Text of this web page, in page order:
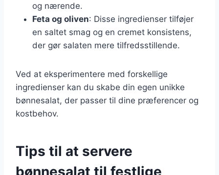
og nærende.
Feta og oliven: Disse ingredienser tilføjer
en saltet smag og en cremet konsistens,
der gør salaten mere tilfredsstillende.
Ved at eksperimentere med forskellige
ingredienser kan du skabe din egen unikke
bønnesalat, der passer til dine præferencer og
kostbehov.
Tips til at servere
bønnesalat til festlige